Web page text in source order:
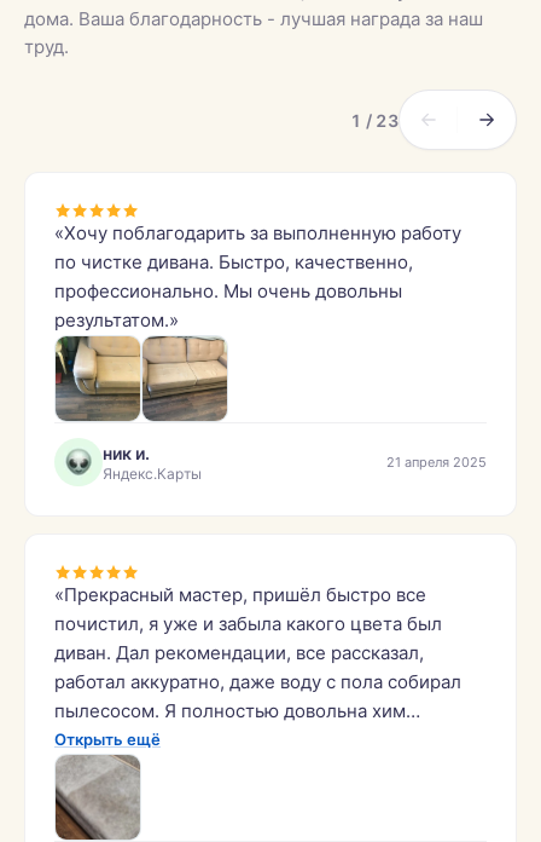
дома. Ваша благодарность - лучшая награда за наш
труд.
1 / 23
«Хочу поблагодарить за выполненную работу
по чистке дивана. Быстро, качественно,
профессионально. Мы очень довольны
результатом.»
ник и.
Яндекс.Карты
21 апреля 2025
«Прекрасный мастер, пришёл быстро все
почистил, я уже и забыла какого цвета был
диван. Дал рекомендации, все рассказал,
работал аккуратно, даже воду с пола собирал
пылесосом. Я полностью довольна хим
чисткой, спасибо большое!»
Открыть ещё